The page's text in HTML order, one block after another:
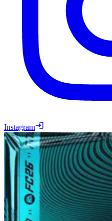
Instagram